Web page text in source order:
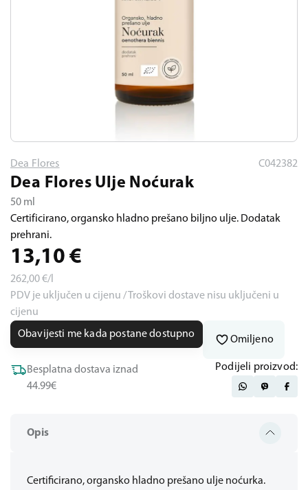
Opis
Certificirano, organsko hladno prešano ulje noćurka.
Dea Flores C042382
Dea Flores Ulje Noćurak
50 ml
Certificirano, organsko hladno prešano biljno ulje. Dodatak
prehrani.
13,10 €
262,00€/l
PDV je uključen u cijenu / Troškovi dostave nisu uključeni u
cijenu
Obavijesti me kada postane dostupno
Omiljeno
Besplatna dostava iznad
44.99€
Podijeli proizvod: